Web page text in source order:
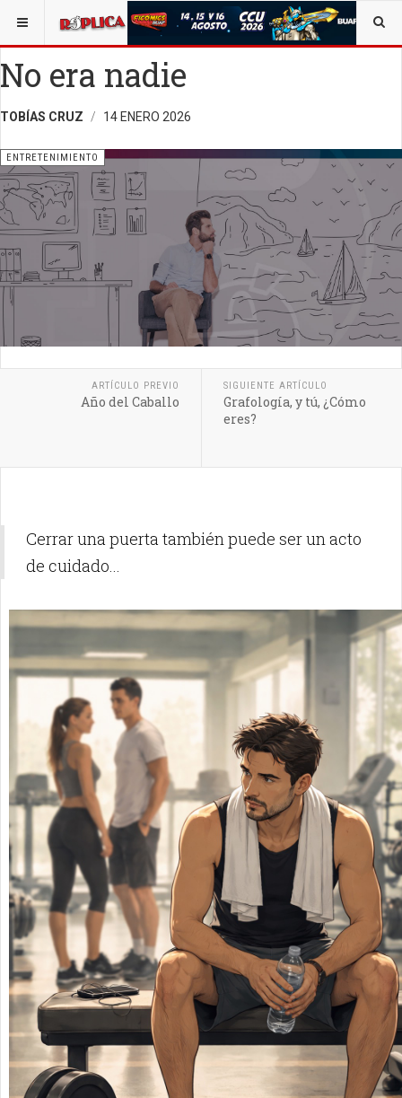
ESTÁ AQUÍ: ENTRETENIMIENTO
No era nadie
TOBÍAS CRUZ 14 ENERO 2026
ENTRETENIMIENTO
ARTÍCULO PREVIO
Año del Caballo
SIGUIENTE ARTÍCULO
Grafología, y tú, ¿Cómo
eres?
Cerrar una puerta también puede ser un acto
de cuidado...